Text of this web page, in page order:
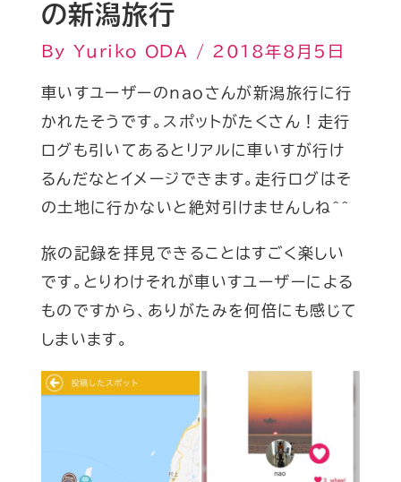
の新潟旅行
By Yuriko ODA / 2018年8月5日
車いすユーザーのnao さんが新潟旅行に行
かれたそうです。スポットがたくさん！走行
ログも引いてあるとリアルに車いすが行け
るんだなとイメージできます。走行ログはそ
の土地に行かないと絶対引けませんしね^^
旅の記録を拝見できることはすごく楽しい
です。とりわけそれが車いすユーザーによる
ものですから、ありがたみを何倍にも感じて
しまいます。